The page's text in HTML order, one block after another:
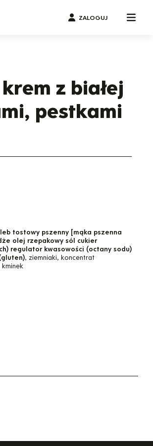
ZALOGUJ
z białej
pestkami
tostowy pszenny [mąka pszenna
olej rzepakowy sól cukier
regulator kwasowości (octany sodu)
, ziemniaki, koncentrat